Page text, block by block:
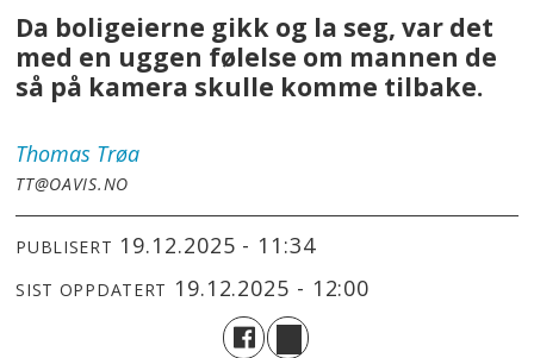
Da boligeierne gikk og la seg, var det
med en uggen følelse om mannen de
så på kamera skulle komme tilbake.
Thomas Trøa
TT@OAVIS.NO
PUBLISERT 19.12.2025 - 11:34
SIST OPPDATERT 19.12.2025 - 12:00